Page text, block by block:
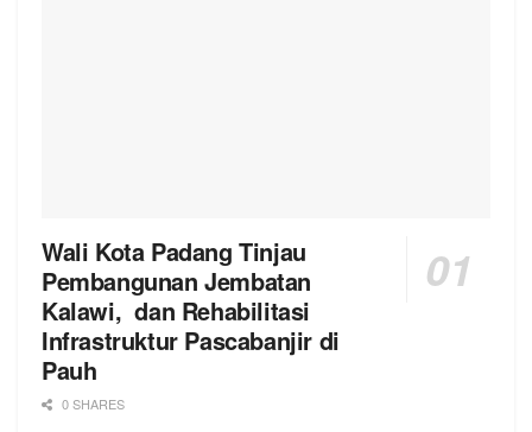
Wali Kota Padang Tinjau
Pembangunan Jembatan
Kalawi, dan Rehabilitasi
Infrastruktur Pascabanjir di
Pauh
0 SHARES